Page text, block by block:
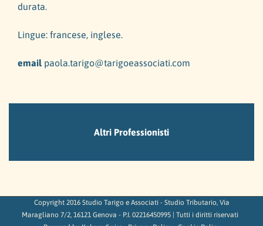
durata.
Lingue: francese, inglese.
email paola.tarigo@tarigoeassociati.com
Altri Professionisti
Copyright 2016 Studio Tarigo e Associati - Studio Tributario, Via
Maragliano 7/2, 16121 Genova - P.I. 02216450995 | Tutti i diritti riservati